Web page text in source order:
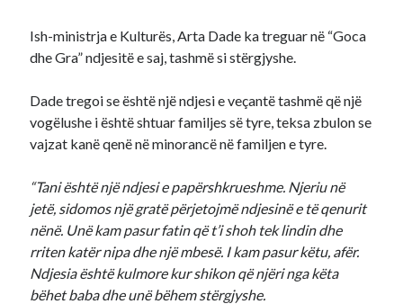
Ish-ministrja e Kulturës, Arta Dade ka treguar në “Goca
dhe Gra” ndjesitë e saj, tashmë si stërgjyshe.
Dade tregoi se është një ndjesi e veçantë tashmë që një
vogëlushe i është shtuar familjes së tyre, teksa zbulon se
vajzat kanë qenë në minorancë në familjen e tyre.
“Tani është një ndjesi e papërshkrueshme. Njeriu në
jetë, sidomos një gratë përjetojmë ndjesinë e të qenurit
nënë. Unë kam pasur fatin që t’i shoh tek lindin dhe
rriten katër nipa dhe një mbesë. I kam pasur këtu, afër.
Ndjesia është kulmore kur shikon që njëri nga këta
bëhet baba dhe unë bëhem stërgjyshe.